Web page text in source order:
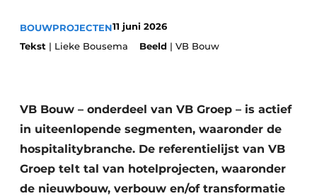
Privacy / Cookie statement
Vacatures
Video’s
Modulair bouwen
BOUWPROJECTEN11 juni 2026
Tekst | Lieke Bousema Beeld | VB Bouw
VB Bouw – onderdeel van VB Groep – is actief
in uiteenlopende segmenten, waaronder de
hospitalitybranche. De referentie­lijst van VB
Groep telt tal van hotelprojecten, waaronder
de nieuwbouw, verbouw en/of transformatie